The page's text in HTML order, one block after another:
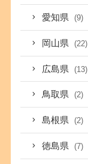
愛知県 (9)
岡山県 (22)
広島県 (13)
鳥取県 (2)
島根県 (2)
徳島県 (7)